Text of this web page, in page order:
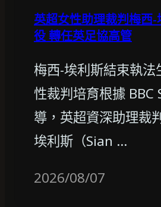
英超女性助理裁判梅西
役 轉任英足協高管
梅西-埃利斯結束執法
性裁判培育根據 BBC
導，英超資深助理裁
埃利斯（Sian …
2026/08/07